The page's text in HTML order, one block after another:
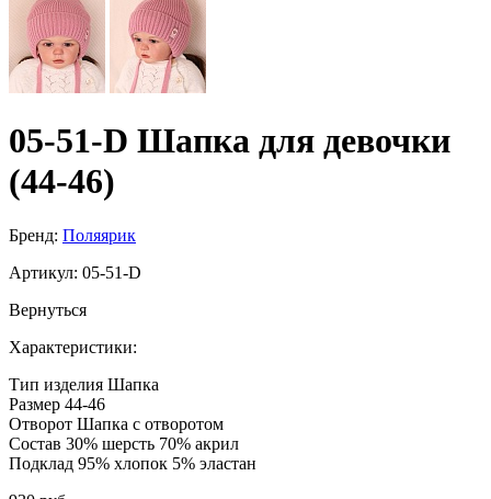
05-51-D Шапка для девочки
(44-46)
Бренд: Поляярик
Артикул: 05-51-D
Вернуться
Характеристики:
Тип изделия Шапка
Размер 44-46
Отворот Шапка с отворотом
Состав 30% шерсть 70% акрил
Подклад 95% хлопок 5% эластан